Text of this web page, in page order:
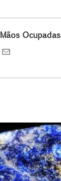
Mãos Ocupadas